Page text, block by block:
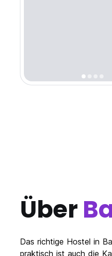
Über
Das richtige Hostel in
praktisch ist auch die